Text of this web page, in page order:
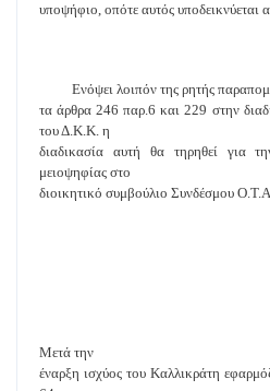
υποψήφιο, οπότε αυτός υποδεικνύεται
Ενόψει λοιπόν της ρητής
τα άρθρα 246 παρ.6 και 229 στην
του Δ.Κ.Κ. η
διαδικασία αυτή θα τηρηθεί για
μειοψηφίας στο
διοικητικό συμβούλιο Συνδέσμου
Μετά την
έναρξη ισχύος του Καλλικράτη